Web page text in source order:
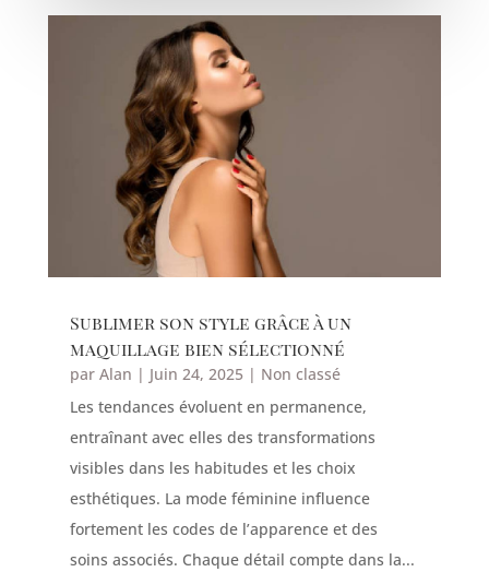
Sublimer son style grâce à un
maquillage bien sélectionné
par Alan | Juin 24, 2025| Non classé
Les tendances évoluent en permanence,
entraînant avec elles des transformations
visibles dans les habitudes et les choix
esthétiques. La mode féminine influence
fortement les codes de l’apparence et des
soins associés. Chaque détail compte dans la...